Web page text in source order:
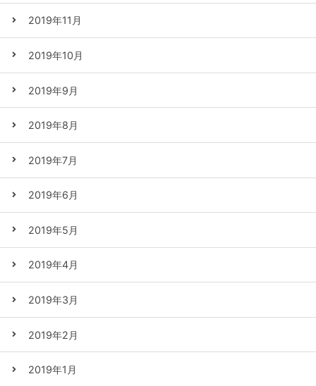
2019年11月
2019年10月
2019年9月
2019年8月
2019年7月
2019年6月
2019年5月
2019年4月
2019年3月
2019年2月
2019年1月